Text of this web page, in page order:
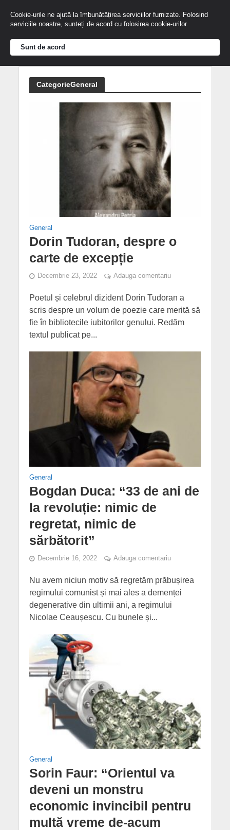
CategorieGeneral
General
Dorin Tudoran, despre o
carte de excepție
Decembrie 23, 2022 Adauga comentariu
Poetul și celebrul dizident Dorin Tudoran a
scris despre un volum de poezie care merită să
fie în bibliotecile iubitorilor genului. Redăm
textul publicat pe...
General
Bogdan Duca: “33 de ani de
la revoluție: nimic de
regretat, nimic de
sărbătorit”
Decembrie 16, 2022 Adauga comentariu
Nu avem niciun motiv să regretăm prăbușirea
regimului comunist și mai ales a demenței
degenerative din ultimii ani, a regimului
Nicolae Ceaușescu. Cu bunele și...
General
Sorin Faur: “Orientul va
deveni un monstru
economic invincibil pentru
multă vreme de-acum
Cookie-urile ne ajută la îmbunătățirea serviciilor furnizate. Folosind
serviciile noastre, sunteți de acord cu folosirea cookie-urilor.
Sunt de acord